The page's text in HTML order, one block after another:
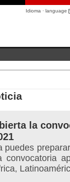
Idioma · language
la
puedes
convocatoria